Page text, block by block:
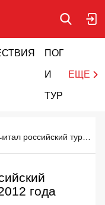
ПОГОДА
И
ТУРИЗМ
ЕЩЕ
года